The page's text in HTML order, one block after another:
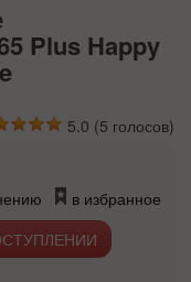
Plus Happy
5.0 (5 голосов)
в избранное